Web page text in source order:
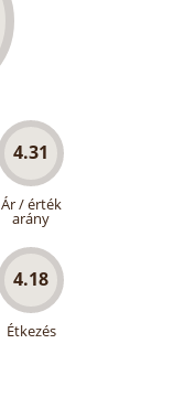
4.31
Ár / érték
arány
4.18
Étkezés